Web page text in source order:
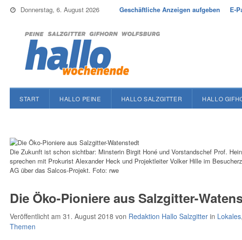
Donnerstag, 6. August 2026 Geschäftliche Anzeigen aufgeben E-
START HALLO PEINE HALLO SALZGITTER HALLO
Die Zukunft ist schon sichtbar: Minsterin Birgit Honé und Vorstandschef Prof.
sprechen mit Prokurist Alexander Heck und Projektleiter Volker Hille im
AG über das Salcos-Projekt. Foto: rwe
Die Öko-Pioniere aus Salzgitter-
Veröffentlicht am 31. August 2018 von Redaktion Hallo Salzgitter in Lokales,
Themen